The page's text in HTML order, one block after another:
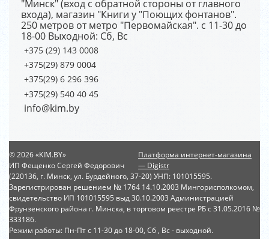
"Минск" (вход с обратной стороны от главного
входа), магазин "Книги у "Поющих фонтанов".
250 метров от метро "Первомайская". с 11-30 до
18-00 Выходной: Сб, Вс
+375 (29) 143 0008
+375(29) 879 0004
+375(29) 6 296 396
+375(29) 540 40 45
info@kim.by
Платформа интернет-магазина
— Digistr
© 2026 «KIM.BY»
ИП Фещенко Сергей Федорович
(220136, г. Минск, ул. Бурдейного, 37-20) УНП: 101015595.
Зарегистрирован решением № 1764 14.10.2003 Мингорисполкомом,
свидетельство ИП 101015595 выд 30.10.2003 Администрацией
Фрунзенского района г. Минска, в торговом реестре РБ с 31.05.2016 №
333186.
Режим работы: Пн-Пт с 11-30 до 18-00, Сб , Вс - выходной.